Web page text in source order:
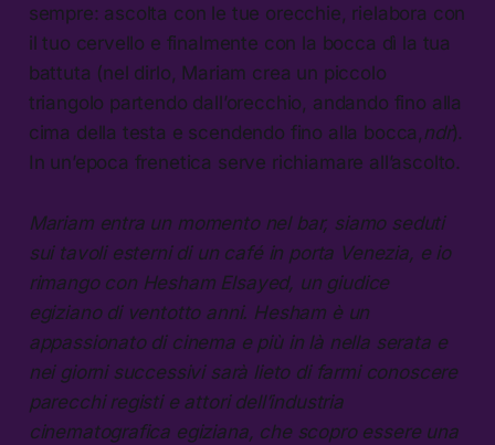
sempre: ascolta con le tue orecchie, rielabora con
il tuo cervello e finalmente con la bocca dì la tua
battuta (nel dirlo, Mariam crea un piccolo
triangolo partendo dall’orecchio, andando fino alla
cima della testa e scendendo fino alla bocca,ndr).
In un’epoca frenetica serve richiamare all’ascolto.
Mariam entra un momento nel bar, siamo seduti
sui tavoli esterni di un café in porta Venezia, e io
rimango con Hesham Elsayed, un giudice
egiziano di ventotto anni. Hesham è un
appassionato di cinema e più in là nella serata e
nei giorni successivi sarà lieto di farmi conoscere
parecchi registi e attori dell’industria
cinematografica egiziana, che scopro essere una